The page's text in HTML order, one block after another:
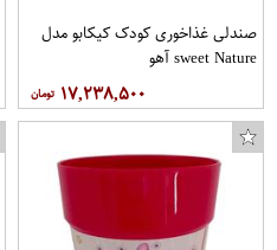
صندلی غذاخوری کودک کیکابو مدل
sweet Nature آهو
۱۷,۲۳۸,۵۰۰